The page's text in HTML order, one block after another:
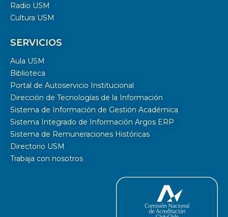
Radio USM
Cultura USM
SERVICIOS
Aula USM
Biblioteca
Portal de Autoservicio Institucional
Dirección de Tecnologías de la Información
Sistema de Información de Gestión Académica
Sistema Integrado de Información Argos ERP
Sistema de Remuneraciones Históricas
Directorio USM
Trabaja con nosotros